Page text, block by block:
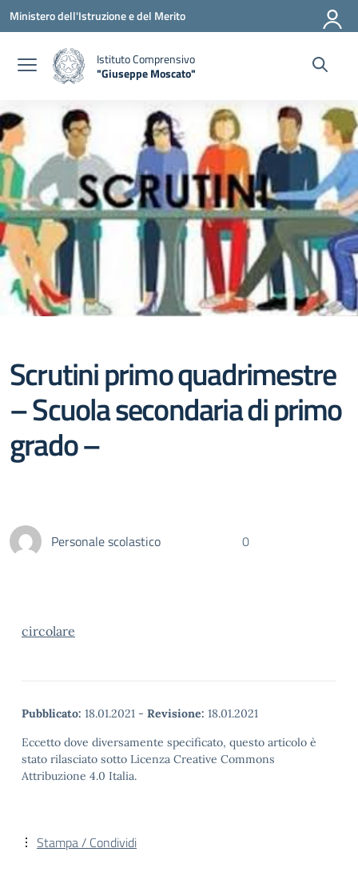
Vai ai contenuti
Vai al menu di navigazione
Vai al footer
Ministero dell'Istruzione e del Merito
Istituto Comprensivo
"Giuseppe Moscato"
Scrutini primo quadrimestre
– Scuola secondaria di primo
grado –
Personale scolastico 0
circolare
Pubblicato: 18.01.2021 - Revisione: 18.01.2021
Eccetto dove diversamente specificato, questo articolo è
stato rilasciato sotto Licenza Creative Commons
Attribuzione 4.0 Italia.
Stampa / Condividi